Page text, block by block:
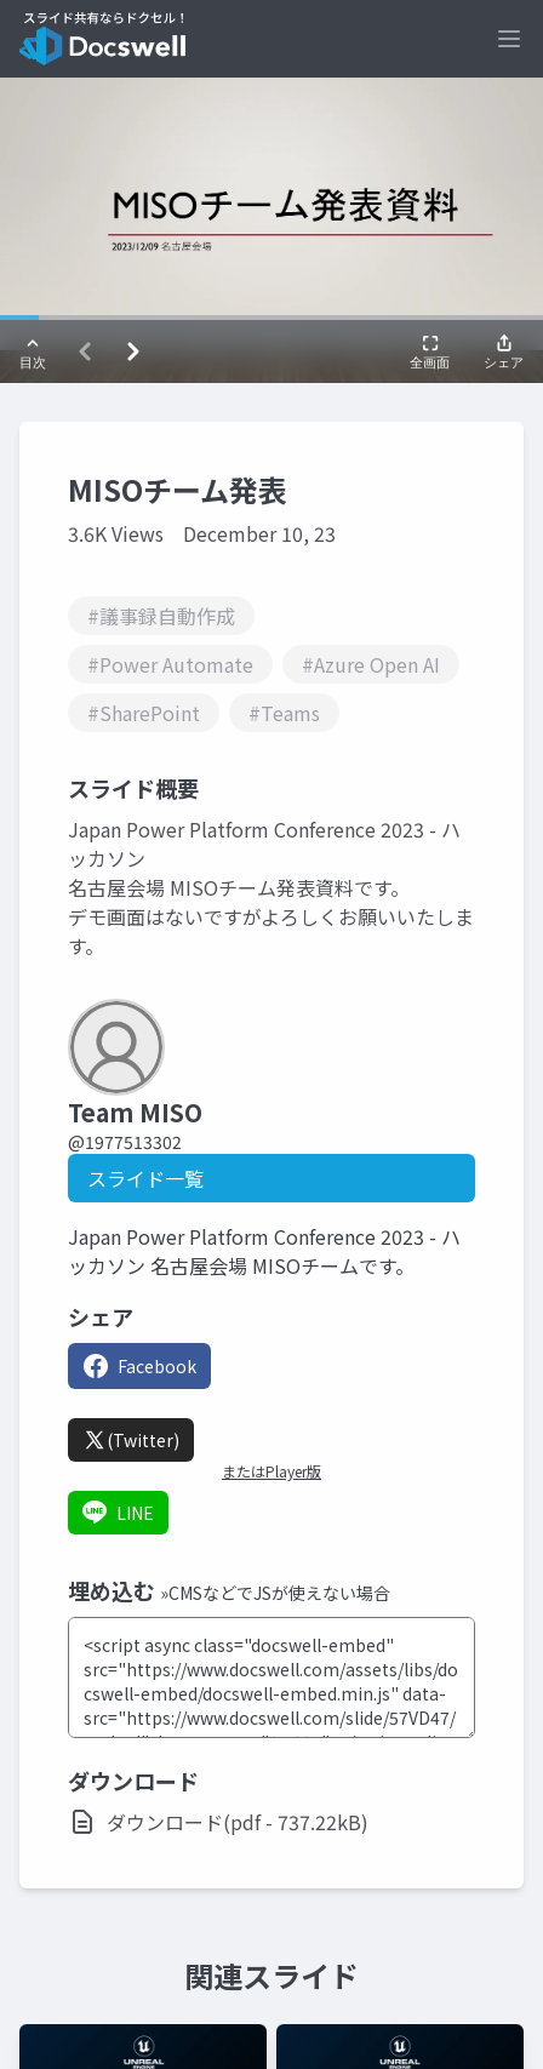
MISOチーム発表
3.6K Views December 10, 23
#議事録自動作成
#Power Automate
#Azure Open AI
#SharePoint
#Teams
スライド概要
Japan Power Platform Conference 2023 - ハ
ッカソン
名古屋会場 MISOチーム発表資料です。
デモ画面はないですがよろしくお願いいたしま
す。
Team MISO
@1977513302
スライド一覧
Japan Power Platform Conference 2023 - ハ
ッカソン 名古屋会場 MISOチームです。
シェア
Facebook
(Twitter)
またはPlayer版
LINE
埋め込む »CMSなどでJSが使えない場合
ダウンロード
ダウンロード(pdf - 737.22kB)
関連スライド